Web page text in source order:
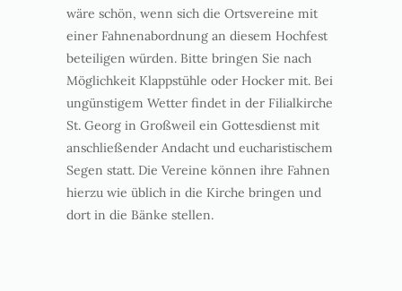
wäre schön, wenn sich die Ortsvereine mit
einer Fahnenabordnung an diesem Hochfest
beteiligen würden. Bitte bringen Sie nach
Möglichkeit Klappstühle oder Hocker mit. Bei
ungünstigem Wetter findet in der Filialkirche
St. Georg in Großweil ein Gottesdienst mit
anschließender Andacht und eucharistischem
Segen statt. Die Vereine können ihre Fahnen
hierzu wie üblich in die Kirche bringen und
dort in die Bänke stellen.